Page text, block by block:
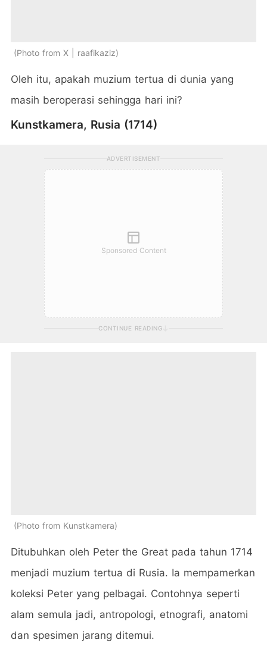
Photo from X | raafikaziz
Oleh itu, apakah muzium tertua di dunia yang
masih beroperasi sehingga hari ini?
Kunstkamera, Rusia (1714)
ADVERTISEMENT
Sponsored Content
CONTINUE READING
Photo from Kunstkamera
Ditubuhkan oleh Peter the Great pada tahun 1714
menjadi muzium tertua di Rusia. Ia mempamerkan
koleksi Peter yang pelbagai. Contohnya seperti
alam semula jadi, antropologi, etnografi, anatomi
dan spesimen jarang ditemui.